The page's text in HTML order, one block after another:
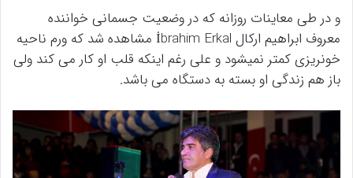
و در طی معاینات روزانه که در وضعیت جسمانی خواننده
معروف ابراهیم ارکال İbrahim Erkal مشاهده شد که ورم ناحیه
خونریزی کمتر نمیشود و علی رغم اینکه قلب او کار می کند ولی
باز هم زندگی او بسته به دستگاه می باشد.